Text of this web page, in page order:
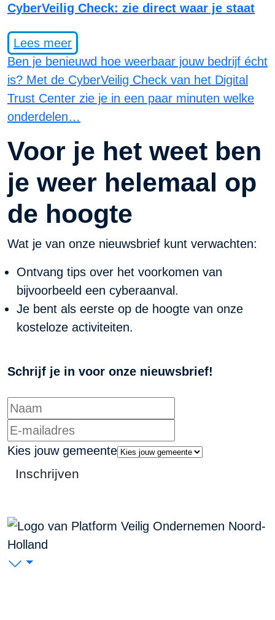
CyberVeilig Check: zie direct waar je staat
Lees meer
Ben je benieuwd hoe weerbaar jouw bedrijf écht
is? Met de CyberVeilig Check van het Digital
Trust Center zie je in een paar minuten welke
onderdelen…
Voor je het weet ben
je weer helemaal op
de hoogte
Wat je van onze nieuwsbrief kunt verwachten:
Ontvang tips over het voorkomen van
bijvoorbeeld een cyberaanval.
Je bent als eerste op de hoogte van onze
kosteloze activiteiten.
Schrijf je in voor onze nieuwsbrief!
Kies jouw gemeente
Inschrijven